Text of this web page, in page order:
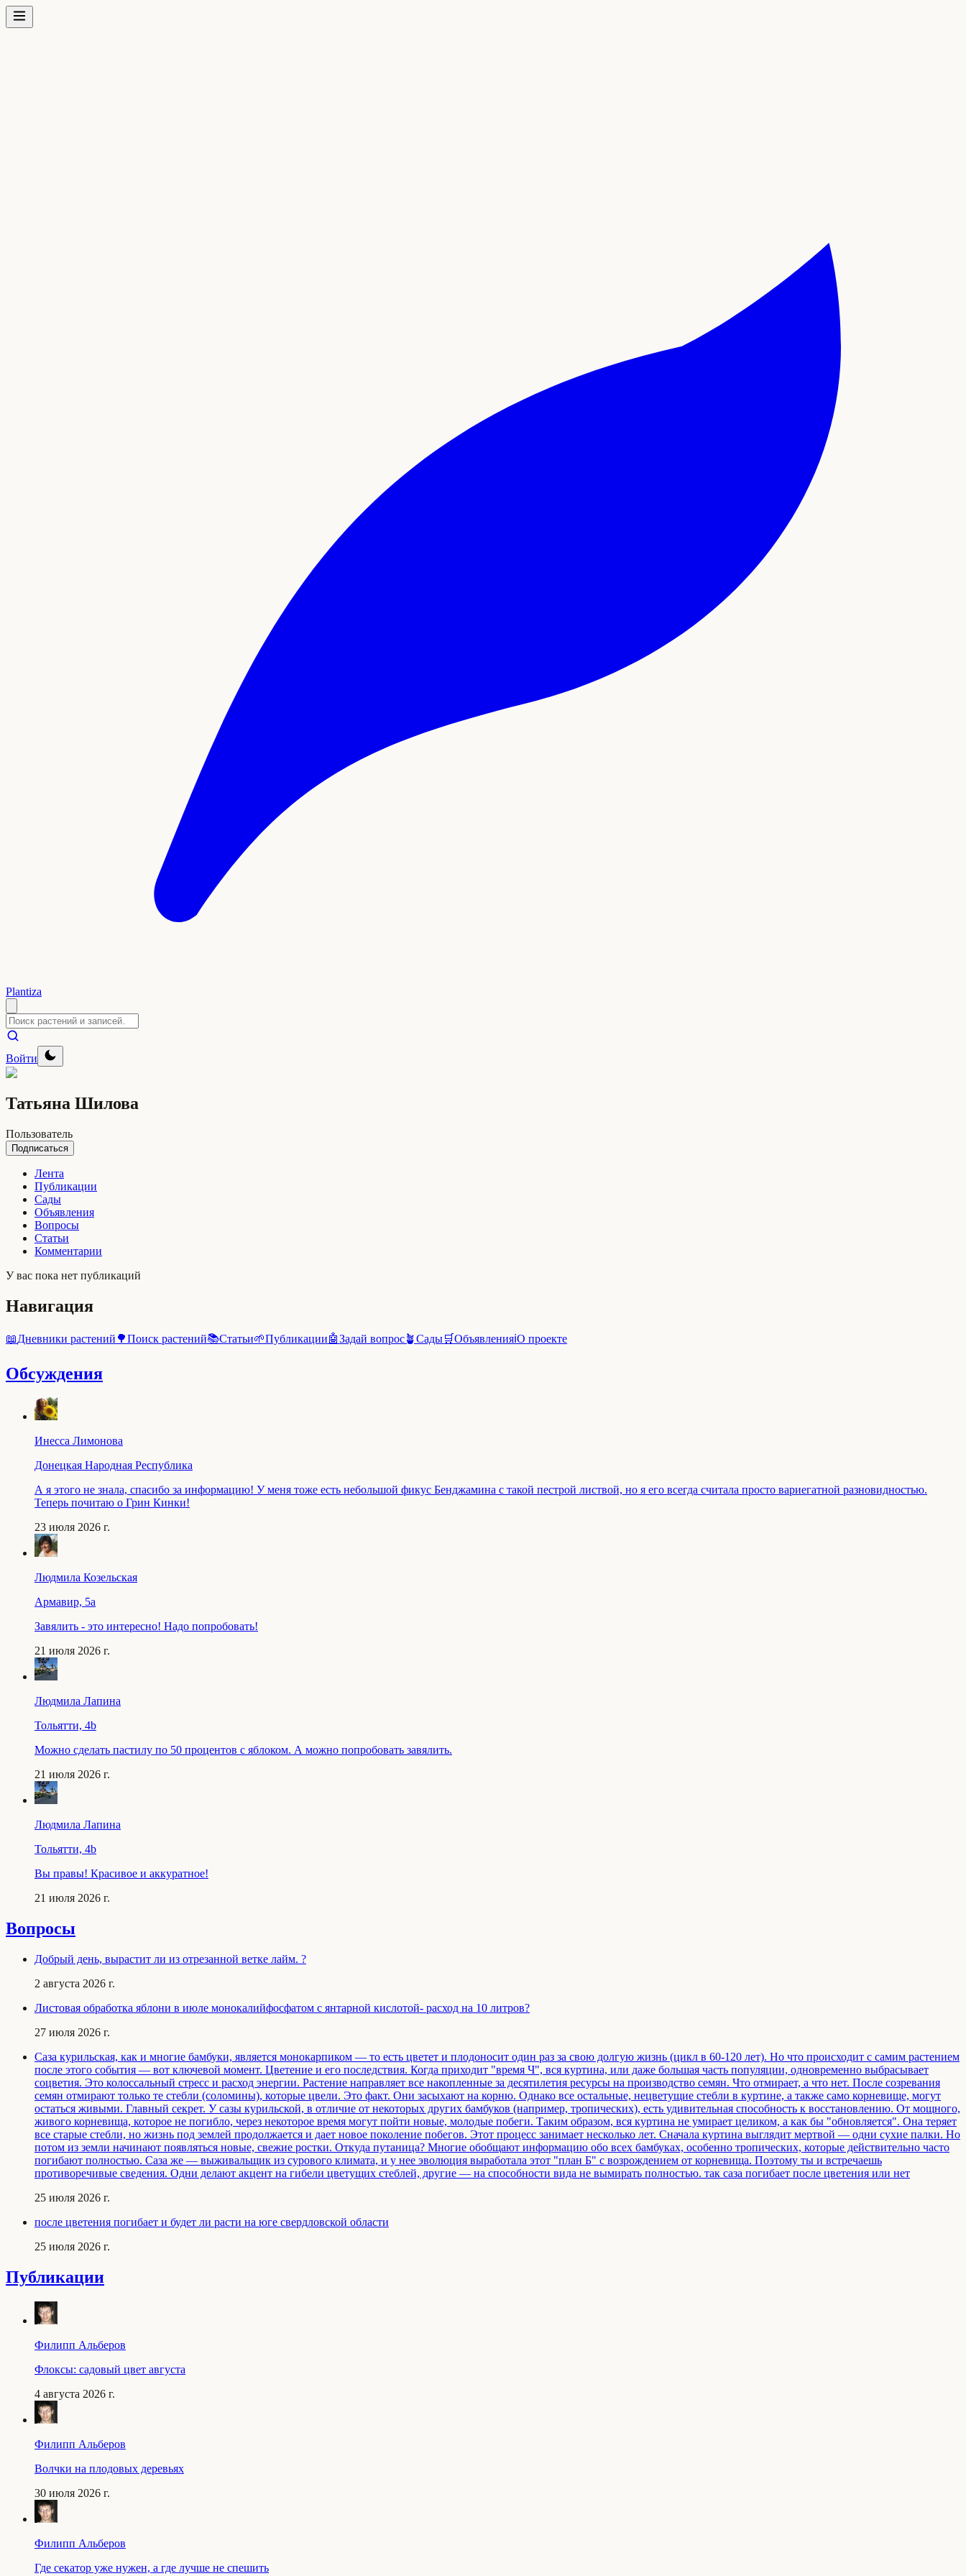
Plantiza
Войти
Татьяна Шилова
Пользователь
Подписаться
Лента
Публикации
Сады
Объявления
Вопросы
Статьи
Комментарии
У вас пока нет публикаций
Навигация
📖Дневники растений 🌳Поиск растений📚Статьи🌱Публикации🤖Задай вопрос🪴Сады🛒Объявленияℹ️О проекте
Обсуждения
Инесса Лимонова
Донецкая Народная Республика
А я этого не знала, спасибо за информацию! У меня тоже есть небольшой фикус Бенджамина с такой пестрой листвой, но я его всегда считала просто вариегатной разновидностью.
Теперь почитаю о Грин Кинки!
23 июля 2026 г.
Людмила Козельская
Армавир, 5a
Завялить - это интересно! Надо попробовать!
21 июля 2026 г.
Людмила Лапина
Тольятти, 4b
Можно сделать пастилу по 50 процентов с яблоком. А можно попробовать завялить.
21 июля 2026 г.
Людмила Лапина
Тольятти, 4b
Вы правы! Красивое и аккуратное!
21 июля 2026 г.
Вопросы
Добрый день, вырастит ли из отрезанной ветке лайм. ?
2 августа 2026 г.
Листовая обработка яблони в июле монокалийфосфатом с янтарной кислотой- расход на 10 литров?
27 июля 2026 г.
Саза курильская, как и многие бамбуки, является монокарпиком — то есть цветет и плодоносит один раз за свою долгую жизнь (цикл в 60-120 лет). Но что происходит с самим растением
после этого события — вот ключевой момент. Цветение и его последствия. Когда приходит "время Ч", вся куртина, или даже большая часть популяции, одновременно выбрасывает
соцветия. Это колоссальный стресс и расход энергии. Растение направляет все накопленные за десятилетия ресурсы на производство семян. Что отмирает, а что нет. После созревания
семян отмирают только те стебли (соломины), которые цвели. Это факт. Они засыхают на корню. Однако все остальные, нецветущие стебли в куртине, а также само корневище, могут
остаться живыми. Главный секрет. У сазы курильской, в отличие от некоторых других бамбуков (например, тропических), есть удивительная способность к восстановлению. От мощного,
живого корневища, которое не погибло, через некоторое время могут пойти новые, молодые побеги. Таким образом, вся куртина не умирает целиком, а как бы "обновляется". Она теряет
все старые стебли, но жизнь под землей продолжается и дает новое поколение побегов. Этот процесс занимает несколько лет. Сначала куртина выглядит мертвой — одни сухие палки. Но
потом из земли начинают появляться новые, свежие ростки. Откуда путаница? Многие обобщают информацию обо всех бамбуках, особенно тропических, которые действительно часто
погибают полностью. Саза же — выживальщик из сурового климата, и у нее эволюция выработала этот "план Б" с возрождением от корневища. Поэтому ты и встречаешь
противоречивые сведения. Одни делают акцент на гибели цветущих стеблей, другие — на способности вида не вымирать полностью. так саза погибает после цветения или нет
25 июля 2026 г.
после цветения погибает и будет ли расти на юге свердловской области
25 июля 2026 г.
Публикации
Филипп Альберов
Флоксы: садовый цвет августа
4 августа 2026 г.
Филипп Альберов
Волчки на плодовых деревьях
30 июля 2026 г.
Филипп Альберов
Где секатор уже нужен, а где лучше не спешить